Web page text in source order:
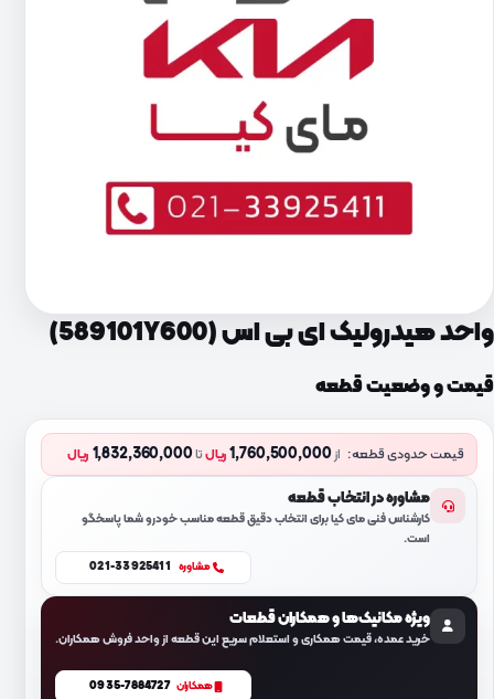
واحد هیدرولیک ای بی اس (589101Y600)
قیمت و وضعیت قطعه
قیمت حدودی قطعه: از1,760,500,000 ریالتا1,832,360,000 ریال
مشاوره در انتخاب قطعه
کارشناس فنی مای کیا برای انتخاب دقیق قطعه مناسب خودرو شما پاسخگو
است.
مشاوره 021-33925411
ویژه مکانیک‌ها و همکاران قطعات
خرید عمده، قیمت همکاری و استعلام سریع این قطعه از واحد فروش همکاران.
همکاران 0935-7884727